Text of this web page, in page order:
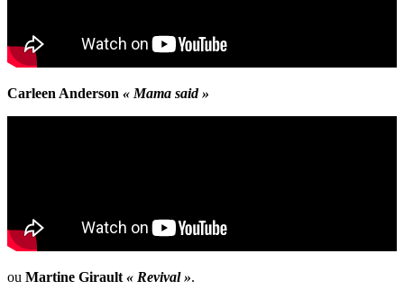
Carleen Anderson « Mama said »
ou Martine Girault « Revival ».